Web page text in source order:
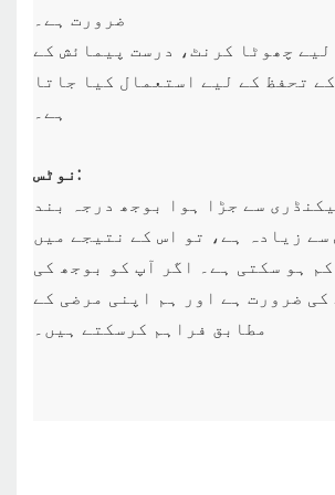
ضرورت ہے۔
چھوٹا کرنٹ، درست پیمائش کے
تحفظ کے لیے استعمال کیا جاتا
ہے۔
نوٹس:
سے جڑا ہوا بوجھ درجہ بند
زیادہ ہے، تو اس کے نتیجے میں
ہو سکتی ہے۔ اگر آپ کو بوجھ کی
کی ضرورت ہے اور ہم اپنی مرضی کے
مطابق فراہم کرسکتے ہیں۔